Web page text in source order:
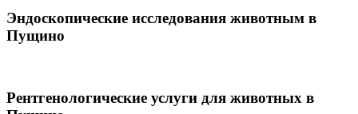
Эндоскопические исследования животным в
Пущино
Рентгенологические услуги для животных в